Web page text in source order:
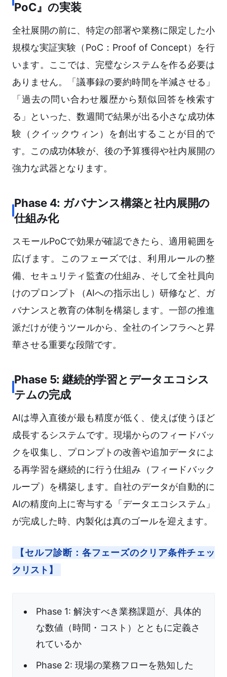
PoC』の実装
全社展開の前に、特定の部署や業務に限定した小
規模な実証実験（PoC：Proof of Concept）を行
います。ここでは、完璧なシステムを作る必要は
ありません。「議事録の要約時間を半減させる」
「過去の問い合わせ履歴から類似回答を検索す
る」といった、数週間で結果が出る小さな成功体
験（クイックウィン）を創出することが目的で
す。この成功体験が、後の予算獲得や社内展開の
強力な武器となります。
Phase 4: ガバナンス構築と社内展開の
仕組み化
スモールPoCで効果が確認できたら、適用範囲を
広げます。このフェーズでは、利用ルールの整
備、セキュリティ監査の仕組み、そして全社員向
けのプロンプト（AIへの指示出し）研修など、ガ
バナンスと教育の体制を構築します。一部の推進
派だけが使うツールから、全社のインフラへと昇
華させる重要な段階です。
Phase 5: 継続的学習とデータエコシス
テムの完成
AIは導入直後が最も精度が低く、使えば使うほど
成長するシステムです。現場からのフィードバッ
クを収集し、プロンプトの改善や追加データによ
る再学習を継続的に行う仕組み（フィードバック
ループ）を構築します。自社のデータが自動的に
AIの精度向上に寄与する「データエコシステム」
が完成した時、内製化は真のゴールを迎えます。
【セルフ診断：各フェーズのクリア条件チェッ
クリスト】
Phase 1: 解決すべき業務課題が、具体的
な数値（時間・コスト）とともに定義さ
れているか
Phase 2: 現場の業務フローを熟知した